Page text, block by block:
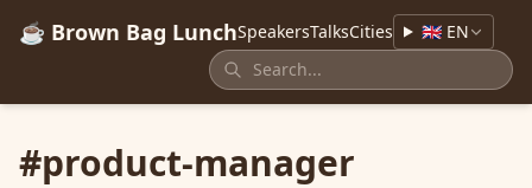
☕ Brown Bag LunchSpeakersTalksCities 🇬🇧 EN
#product-manager